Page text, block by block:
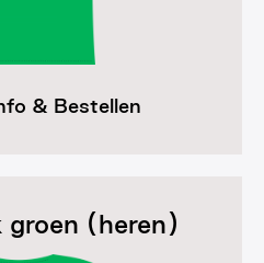
& Bestellen
(heren)